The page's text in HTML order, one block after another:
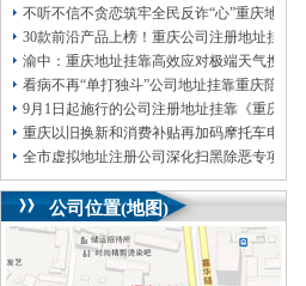
不听不信不贪恋筑牢全民反诈“心”重庆地
30款前沿产品上榜！重庆公司注册地址挂靠
渝中：重庆地址挂靠高效应对极端天气携手
看病不再“单打独斗”公司地址挂靠重庆陪诊服
9月1日起施行的公司注册地址挂靠《重庆
重庆以旧换新和消费补贴再加码摩托车电动
全市虚拟地址注册公司深化扫黑除恶专项斗
公司位置(地图)